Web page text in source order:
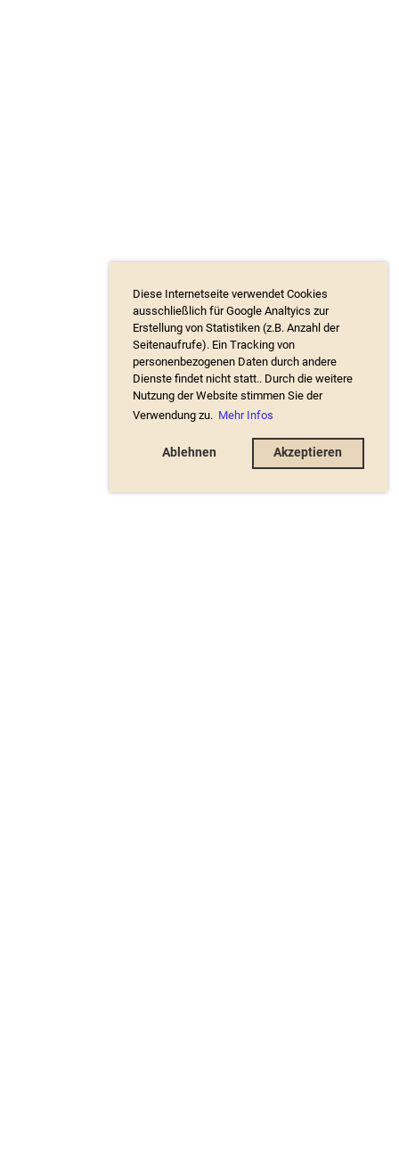
Diese Internetseite verwendet Cookies
ausschließlich für Google Analtyics zur
Erstellung von Statistiken (z.B. Anzahl der
Seitenaufrufe). Ein Tracking von
personenbezogenen Daten durch andere
Dienste findet nicht statt.. Durch die weitere
Nutzung der Website stimmen Sie der
Verwendung zu. Mehr Infos
Ablehnen Akzeptieren